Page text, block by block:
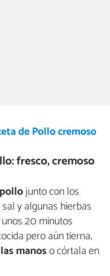
de Pollo cremoso
fresco, cremoso
junto con los
y algunas hierbas
20 minutos
pero aún tierna,
manoso córtala en